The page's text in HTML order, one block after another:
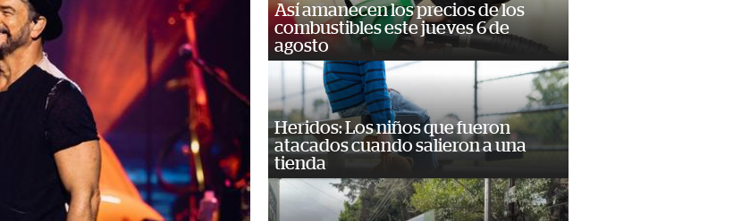
Así amanecen los precios de los
combustibles este jueves 6 de
agosto
Heridos: Los niños que fueron
atacados cuando salieron a una
tienda